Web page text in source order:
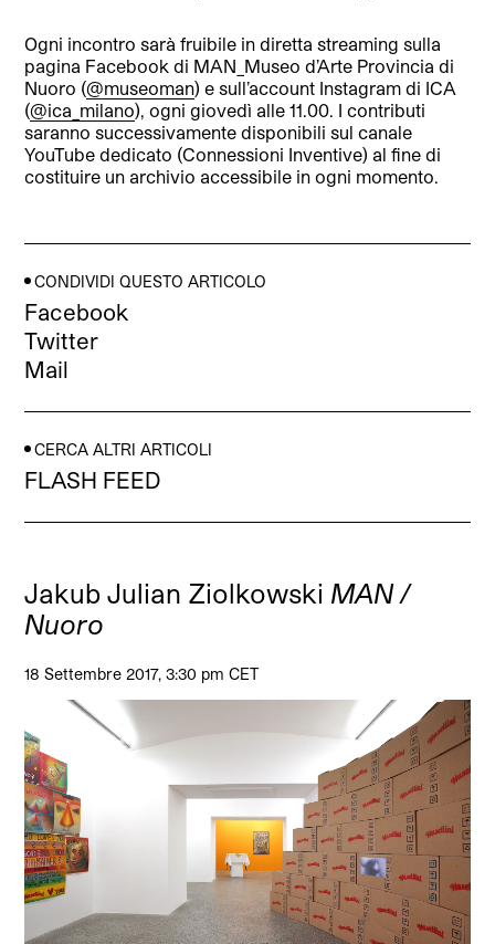
Ogni incontro sarà fruibile in diretta streaming sulla
pagina Facebook di MAN_Museo d’Arte Provincia di
Nuoro (@museoman) e sull’account Instagram di ICA
(@ica_milano), ogni giovedì alle 11.00. I contributi
saranno successivamente disponibili sul canale
YouTube dedicato (Connessioni Inventive) al fine di
costituire un archivio accessibile in ogni momento.
CONDIVIDI QUESTO ARTICOLO
Facebook
Twitter
Mail
CERCA ALTRI ARTICOLI
FLASH FEED
Jakub Julian Ziolkowski MAN /
Nuoro
18 Settembre 2017, 3:30 pm CET